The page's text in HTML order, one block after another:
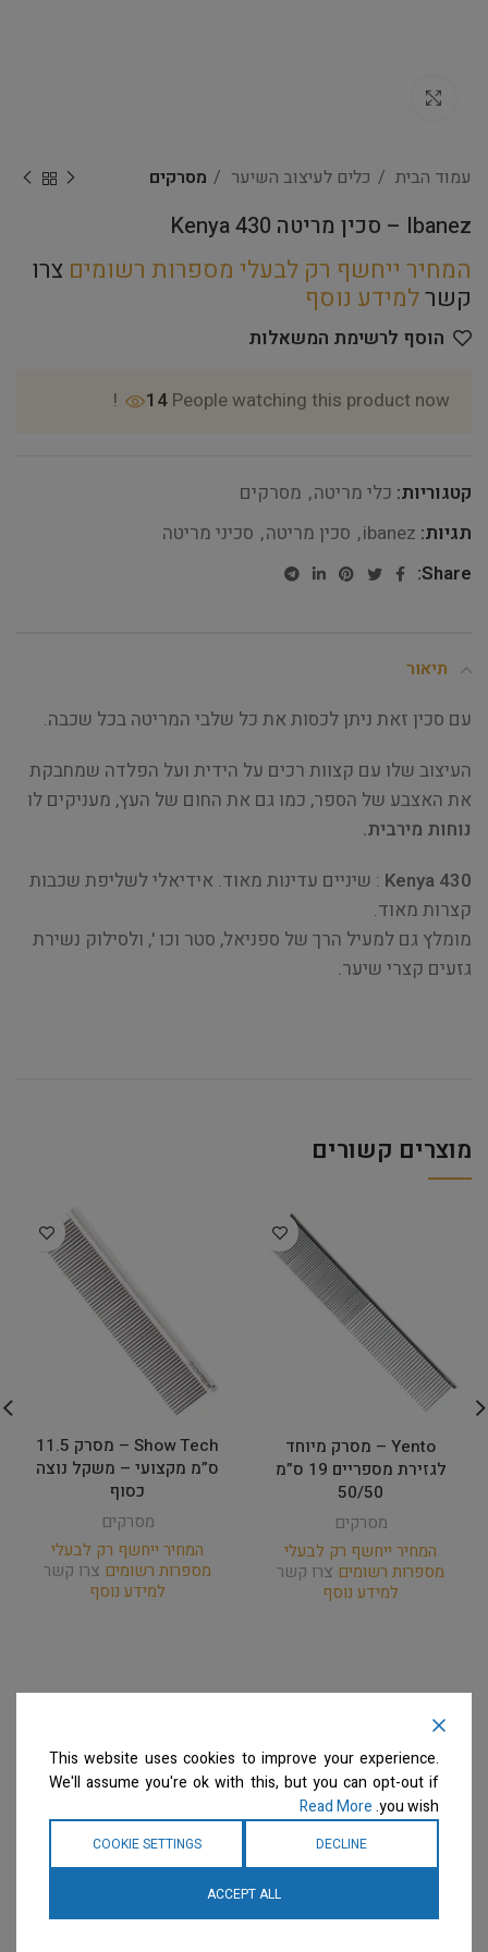
עמוד הבית כלים לעיצוב השיער מסרקים
Ibanez – סכין מריטה Kenya 430
המחיר ייחשף רק לבעלי מספרות רשומים צרו
קשרלמידע נוסף
הוסף לרשימת המשאלות
14 People watching this product now!
קטגוריות: כלי מריטה, מסרקים
תגיות: ibanez
, סכין מריטה, סכיני מריטה
Share:
תיאור
עם סכין זאת ניתן לכסות את כל שלבי המריטה בכל שכבה.
העיצוב שלו עם קצוות רכים על הידית ועל הפלדה שמחבקת
את האצבע של הספר, כמו גם את החום של העץ, מעניקים לו
נוחות מירבית.
Kenya 430 : שיניים עדינות מאוד. אידיאלי לשליפת שכבות
קצרות מאוד.
מומלץ גם למעיל הרך של ספניאל, סטר וכו ', ולסילוק נשירת
גזעים קצרי שיער.
מוצרים קשורים
Yento – מסרק מיוחד
לגזירת מספריים 19 ס”מ
50/50
מסרקים
המחיר ייחשף רק לבעלי
מספרות רשומים צרו קשר
למידע נוסף
Show Tech – מסרק 11.5
ס”מ מקצועי – משקל נוצה
כסוף
מסרקים
המחיר ייחשף רק לבעלי
מספרות רשומים צרו קשר
למידע נוסף
This website uses cookies to improve your experience.
We'll assume you're ok with this, but you can opt-out if
you wish.
Read More
DECLINE
COOKIE SETTINGS
ACCEPT ALL